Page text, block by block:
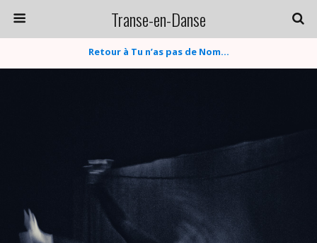
Transe-en-Danse
Retour à Tu n’as pas de Nom…